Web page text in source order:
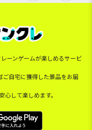
ーンゲームが楽しめるサービ
自宅に獲得した景品をお届
して楽しめます。